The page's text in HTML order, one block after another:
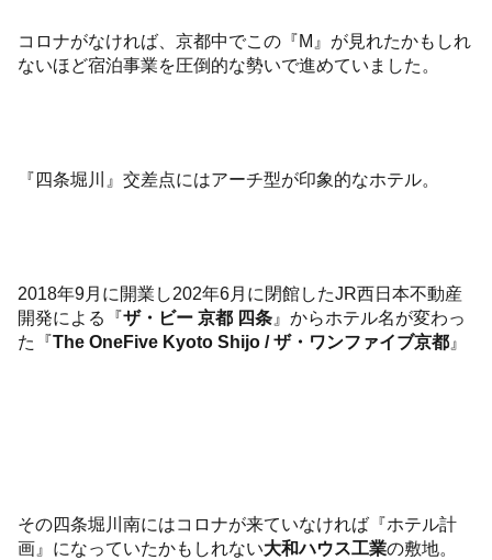
コロナがなければ、京都中でこの『M』が見れたかもしれ
ないほど宿泊事業を圧倒的な勢いで進めていました。
『四条堀川』交差点にはアーチ型が印象的なホテル。
2018年9月に開業し202年6月に閉館したJR西日本不動産
開発による『ザ・ビー 京都 四条 』からホテル名が変わっ
た『The OneFive Kyoto Shijo / ザ・ワンファイブ京都 』
その四条堀川南にはコロナが来ていなければ『ホテル計
画』になっていたかもしれない大和ハウス工業の敷地。